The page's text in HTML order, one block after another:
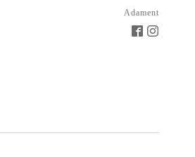
Adament